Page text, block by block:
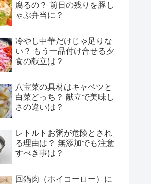
腐るの？ 前日の残りを豚し
ゃぶ弁当に？
冷やし中華だけじゃ足りな
い？ もう一品付け合せる夕
食の献立は？
八宝菜の具材はキャベツと
白菜どっち？ 献立で美味し
さの違いは？
レトルトお粥が危険とされ
る理由は？ 無添加でも注意
すべき事は？
回鍋肉（ホイコーロー）に